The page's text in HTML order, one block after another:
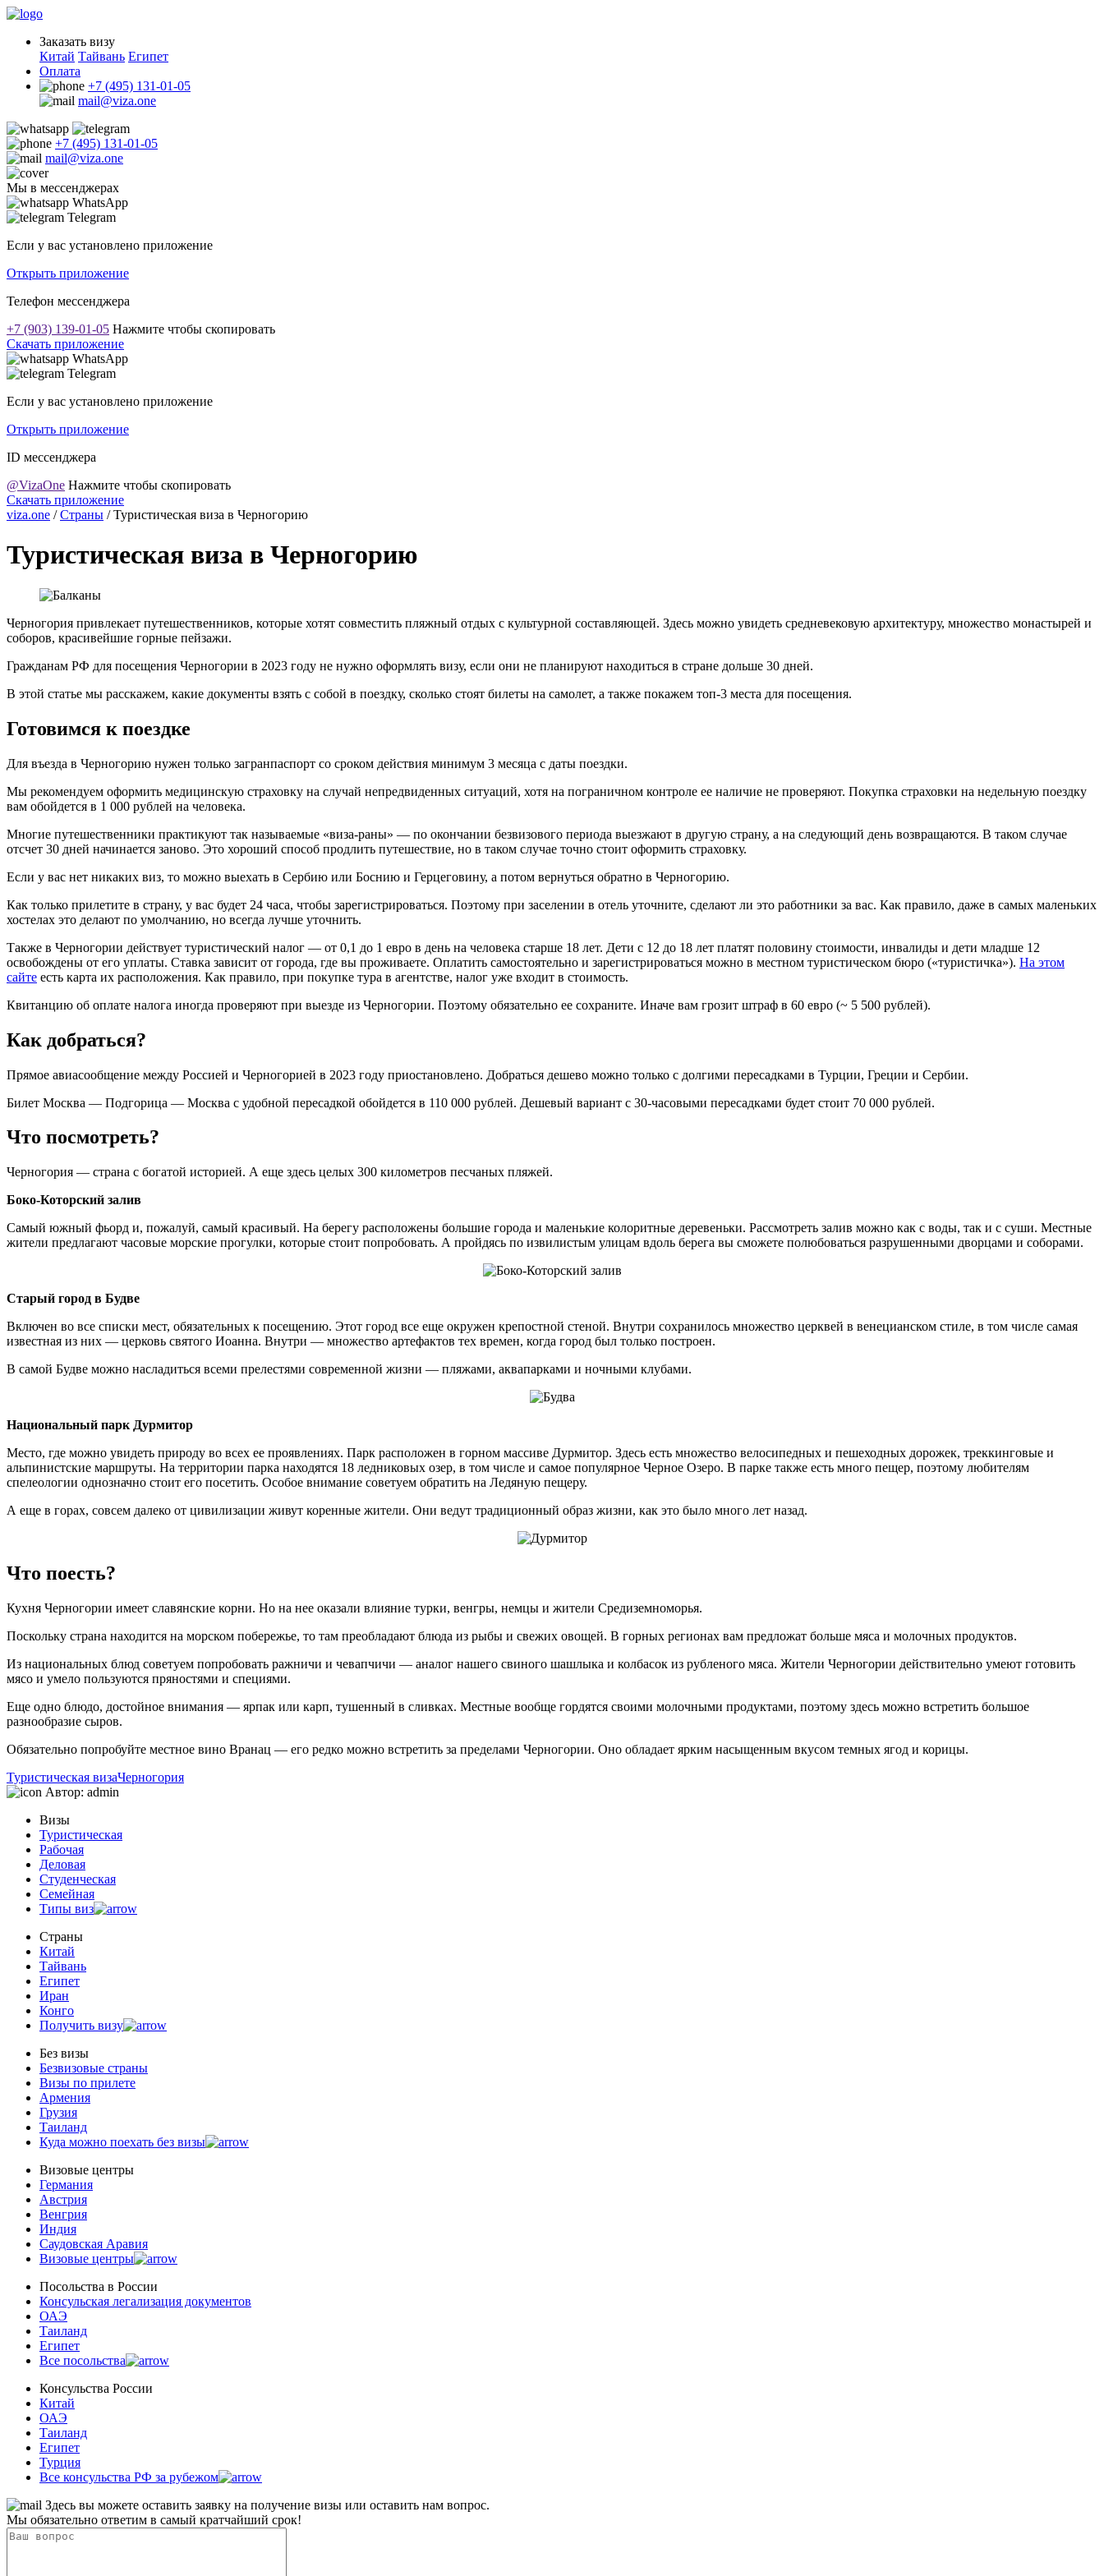
Заказать визу
Китай Тайвань Египет
Оплата
+7 (495) 131-01-05
mail@viza.one
+7 (495) 131-01-05
mail@viza.one
Мы в мессенджерах
WhatsApp
Telegram
Если у вас установлено приложение
Открыть приложение
Телефон мессенджера
+7 (903) 139-01-05 Нажмите чтобы скопировать
Скачать приложение
WhatsApp
Telegram
Если у вас установлено приложение
Открыть приложение
ID мессенджера
@VizaOne Нажмите чтобы скопировать
Скачать приложение
viza.one / Страны /Туристическая виза в Черногорию
Туристическая виза в Черногорию
Черногория привлекает путешественников, которые хотят совместить пляжный отдых с культурной составляющей. Здесь можно увидеть средневековую архитектуру, множество монастырей и
соборов, красивейшие горные пейзажи.
Гражданам РФ для посещения Черногории в 2023 году не нужно оформлять визу, если они не планируют находиться в стране дольше 30 дней.
В этой статье мы расскажем, какие документы взять с собой в поездку, сколько стоят билеты на самолет, а также покажем топ-3 места для посещения.
Готовимся к поездке
Для въезда в Черногорию нужен только загранпаспорт со сроком действия минимум 3 месяца с даты поездки.
Мы рекомендуем оформить медицинскую страховку на случай непредвиденных ситуаций, хотя на пограничном контроле ее наличие не проверяют. Покупка страховки на недельную поездку
вам обойдется в 1 000 рублей на человека.
Многие путешественники практикуют так называемые «виза-раны» — по окончании безвизового периода выезжают в другую страну, а на следующий день возвращаются. В таком случае
отсчет 30 дней начинается заново. Это хороший способ продлить путешествие, но в таком случае точно стоит оформить страховку.
Если у вас нет никаких виз, то можно выехать в Сербию или Боснию и Герцеговину, а потом вернуться обратно в Черногорию.
Как только прилетите в страну, у вас будет 24 часа, чтобы зарегистрироваться. Поэтому при заселении в отель уточните, сделают ли это работники за вас. Как правило, даже в самых маленьких
хостелах это делают по умолчанию, но всегда лучше уточнить.
Также в Черногории действует туристический налог — от 0,1 до 1 евро в день на человека старше 18 лет. Дети с 12 до 18 лет платят половину стоимости, инвалиды и дети младше 12
освобождены от его уплаты. Ставка зависит от города, где вы проживаете. Оплатить самостоятельно и зарегистрироваться можно в местном туристическом бюро («туристичка»). На этом
сайте есть карта их расположения. Как правило, при покупке тура в агентстве, налог уже входит в стоимость.
Квитанцию об оплате налога иногда проверяют при выезде из Черногории. Поэтому обязательно ее сохраните. Иначе вам грозит штраф в 60 евро (~ 5 500 рублей).
Как добраться?
Прямое авиасообщение между Россией и Черногорией в 2023 году приостановлено. Добраться дешево можно только с долгими пересадками в Турции, Греции и Сербии.
Билет Москва — Подгорица — Москва с удобной пересадкой обойдется в 110 000 рублей. Дешевый вариант с 30-часовыми пересадками будет стоит 70 000 рублей.
Что посмотреть?
Черногория — страна с богатой историей. А еще здесь целых 300 километров песчаных пляжей.
Боко-Которский залив
Самый южный фьорд и, пожалуй, самый красивый. На берегу расположены большие города и маленькие колоритные деревеньки. Рассмотреть залив можно как с воды, так и с суши. Местные
жители предлагают часовые морские прогулки, которые стоит попробовать. А пройдясь по извилистым улицам вдоль берега вы сможете полюбоваться разрушенными дворцами и соборами.
Старый город в Будве
Включен во все списки мест, обязательных к посещению. Этот город все еще окружен крепостной стеной. Внутри сохранилось множество церквей в венецианском стиле, в том числе самая
известная из них — церковь святого Иоанна. Внутри — множество артефактов тех времен, когда город был только построен.
В самой Будве можно насладиться всеми прелестями современной жизни — пляжами, аквапарками и ночными клубами.
Национальный парк Дурмитор
Место, где можно увидеть природу во всех ее проявлениях. Парк расположен в горном массиве Дурмитор. Здесь есть множество велосипедных и пешеходных дорожек, треккинговые и
альпинистские маршруты. На территории парка находятся 18 ледниковых озер, в том числе и самое популярное Черное Озеро. В парке также есть много пещер, поэтому любителям
спелеологии однозначно стоит его посетить. Особое внимание советуем обратить на Ледяную пещеру.
А еще в горах, совсем далеко от цивилизации живут коренные жители. Они ведут традиционный образ жизни, как это было много лет назад.
Что поесть?
Кухня Черногории имеет славянские корни. Но на нее оказали влияние турки, венгры, немцы и жители Средиземноморья.
Поскольку страна находится на морском побережье, то там преобладают блюда из рыбы и свежих овощей. В горных регионах вам предложат больше мяса и молочных продуктов.
Из национальных блюд советуем попробовать ражничи и чевапчичи — аналог нашего свиного шашлыка и колбасок из рубленого мяса. Жители Черногории действительно умеют готовить
мясо и умело пользуются пряностями и специями.
Еще одно блюдо, достойное внимания — ярпак или карп, тушенный в сливках. Местные вообще гордятся своими молочными продуктами, поэтому здесь можно встретить большое
разнообразие сыров.
Обязательно попробуйте местное вино Вранац — его редко можно встретить за пределами Черногории. Оно обладает ярким насыщенным вкусом темных ягод и корицы.
Туристическая визаЧерногория
Автор: admin
Визы
Туристическая
Рабочая
Деловая
Студенческая
Семейная
Типы виз
Страны
Китай
Тайвань
Египет
Иран
Конго
Получить визу
Без визы
Безвизовые страны
Визы по прилете
Армения
Грузия
Таиланд
Куда можно поехать без визы
Визовые центры
Германия
Австрия
Венгрия
Индия
Саудовская Аравия
Визовые центры
Посольства в Роcсии
Консульская легализация документов
ОАЭ
Таиланд
Египет
Все посольства
Консульства России
Китай
ОАЭ
Таиланд
Египет
Турция
Все консульства РФ за рубежом
Здесь вы можете оставить заявку на получение визы или оставить нам вопрос.
Мы обязательно ответим в самый кратчайший срок!